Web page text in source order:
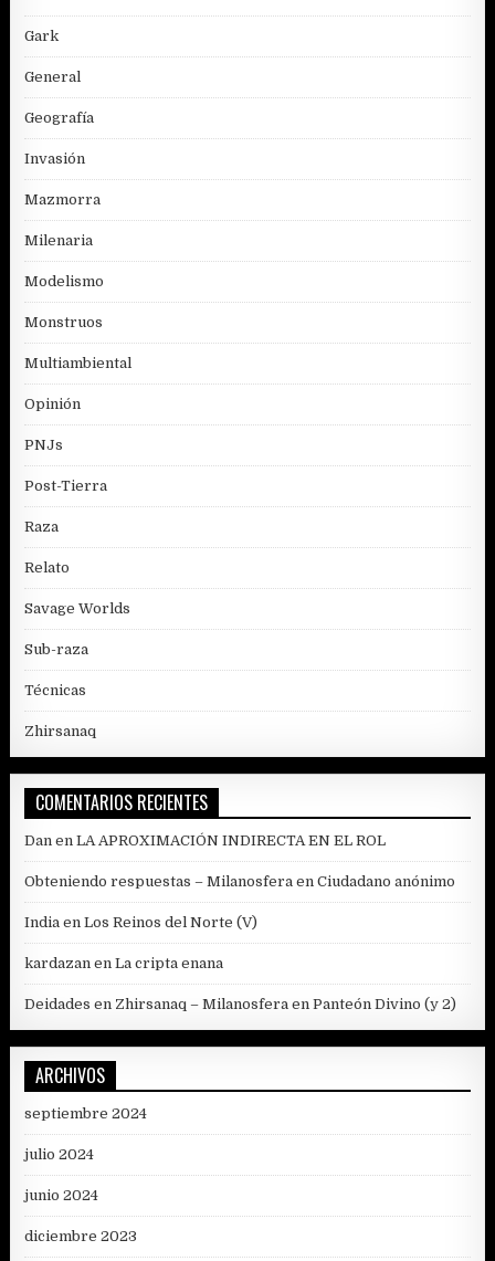
Gark
General
Geografía
Invasión
Mazmorra
Milenaria
Modelismo
Monstruos
Multiambiental
Opinión
PNJs
Post-Tierra
Raza
Relato
Savage Worlds
Sub-raza
Técnicas
Zhirsanaq
COMENTARIOS RECIENTES
Dan enLA APROXIMACIÓN INDIRECTA EN EL ROL
Obteniendo respuestas – Milanosfera enCiudadano anónimo
India enLos Reinos del Norte (V)
kardazan enLa cripta enana
Deidades en Zhirsanaq – Milanosfera enPanteón Divino (y 2)
ARCHIVOS
septiembre 2024
julio 2024
junio 2024
diciembre 2023